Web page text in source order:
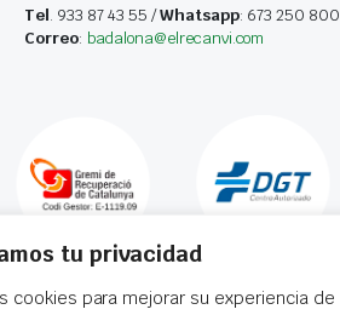
tu privacidad
cookies para mejorar su experiencia de
Tel. 933 87 43 55 /Whatsapp: 673 250 800
Correo: badalona@elrecanvi.com